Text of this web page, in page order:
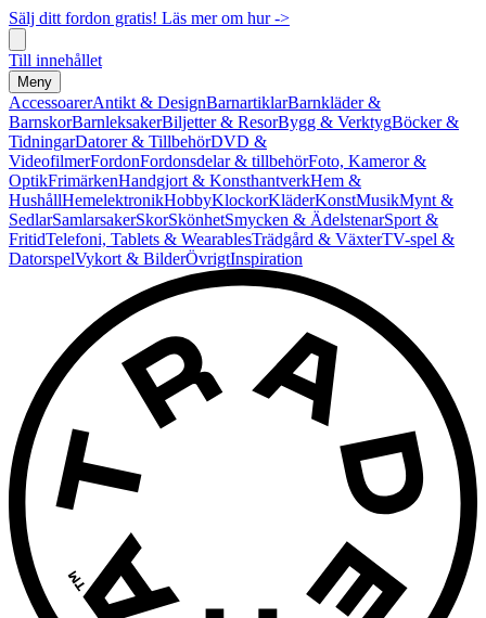
Sälj ditt fordon gratis! Läs mer om hur ->
Till innehållet
Meny
AccessoarerAntikt & DesignBarnartiklarBarnkläder &
BarnskorBarnleksakerBiljetter & ResorBygg & VerktygBöcker &
TidningarDatorer & TillbehörDVD &
VideofilmerFordonFordonsdelar & tillbehörFoto, Kameror &
OptikFrimärkenHandgjort & KonsthantverkHem &
HushållHemelektronikHobbyKlockorKläderKonstMusikMynt &
SedlarSamlarsakerSkorSkönhetSmycken & ÄdelstenarSport &
FritidTelefoni, Tablets & WearablesTrädgård & VäxterTV-spel &
DatorspelVykort & BilderÖvrigtInspiration